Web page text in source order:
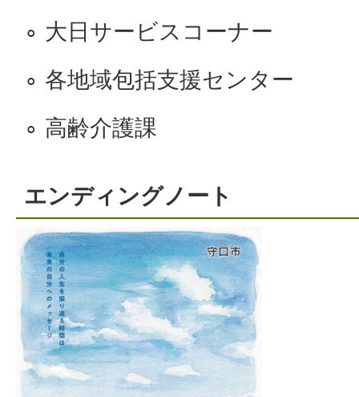
∘ 大日サービスコーナー
∘ 各地域包括支援センター
∘ 高齢介護課
エンディングノート